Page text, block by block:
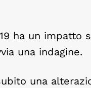
ha un impatto
una indagine.
una